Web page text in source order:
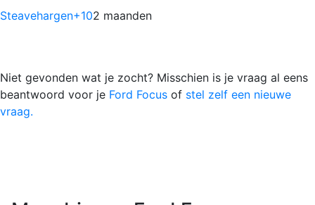
Steavehargen+102 maanden
Niet gevonden wat je zocht? Misschien is je vraag al eens
beantwoord voor je Ford Focus of stel zelf een nieuwe
vraag.